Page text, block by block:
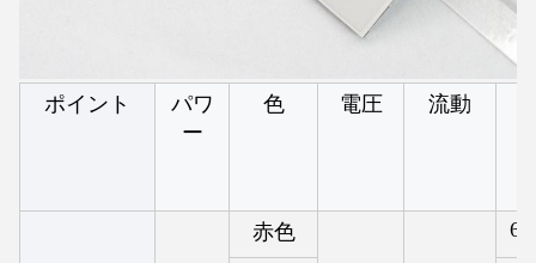
ポイント
パワ
ー
色 電圧 流動
赤色